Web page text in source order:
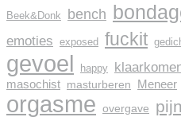
Beek&Donk bench
emoties exposed fuckit
gevoel happy
masochist masturberen Meneer
orgasme overgave pijn